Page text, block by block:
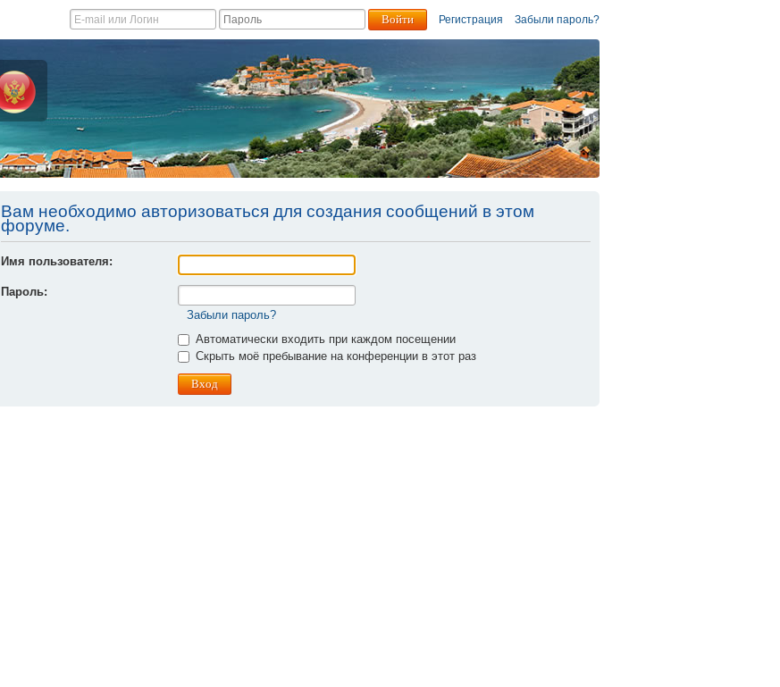
Регистрация Забыли пароль?
Вам необходимо авторизоваться для создания сообщений в этом
форуме.
Имя пользователя:
Пароль:
Забыли пароль?
Автоматически входить при каждом посещении
Скрыть моё пребывание на конференции в этот раз